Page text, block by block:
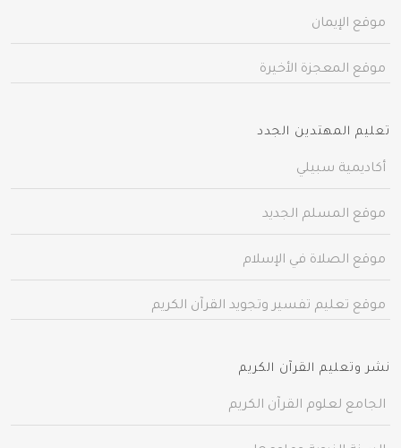
موقع الإيمان
موقع المعجزة الأخيرة
تعليم المهتدين الجدد
أكاديمية سبيلي
موقع المسلم الجديد
موقع الصلاة في الإسلام
موقع تعليم تفسير وتجويد القرآن الكريم
نشر وتعليم القرآن الكريم
الجامع لعلوم القرآن الكريم